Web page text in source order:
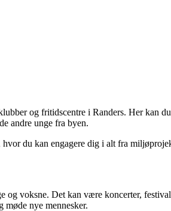
og fritidscentre i Randers. Her kan
andre unge fra byen.
du kan engagere dig i alt fra
og voksne. Det kan være koncerter,
nye mennesker.